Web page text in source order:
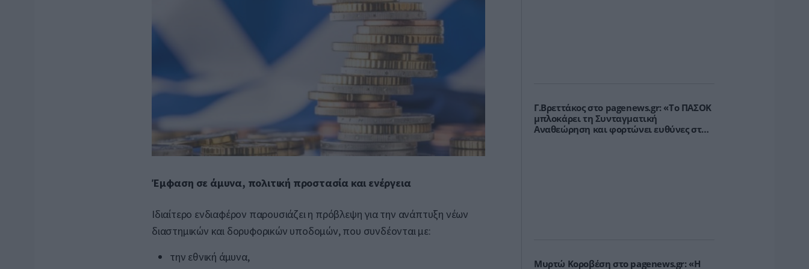
Έμφαση σε άμυνα, πολιτική προστασία και ενέργεια
Ιδιαίτερο ενδιαφέρον παρουσιάζει η πρόβλεψη για την ανάπτυξη νέων
διαστημικών και δορυφορικών υποδομών, που συνδέονται με:
την εθνική άμυνα,
Γ.Βρεττάκος στο pagenews.gr: «Το ΠΑΣΟΚ
μπλοκάρει τη Συνταγματική
Αναθεώρηση και φορτώνει ευθύνες στη
Μυρτώ Κοροβέση στο pagenews.gr: «Η